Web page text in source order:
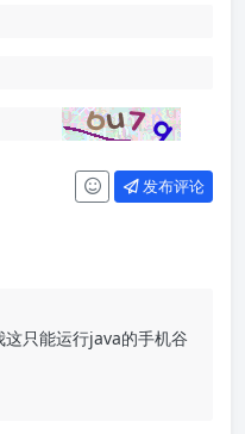
发布评论
只能运行java的手机谷